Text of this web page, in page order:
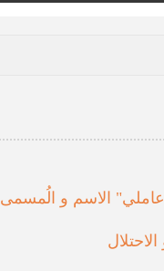
الاسم و الُمسمى